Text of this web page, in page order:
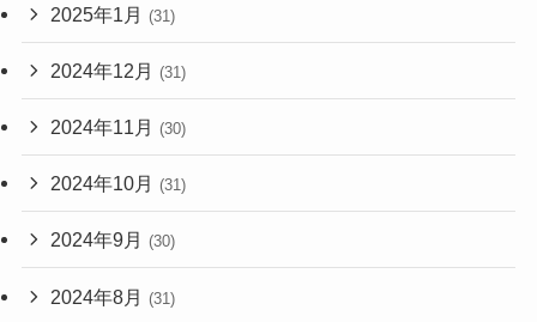
2025年1月 (31)
2024年12月 (31)
2024年11月 (30)
2024年10月 (31)
2024年9月 (30)
2024年8月 (31)